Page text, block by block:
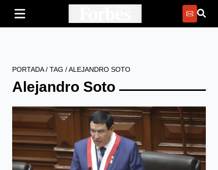
PORTADA/ TAG /ALEJANDRO SOTO
Alejandro Soto